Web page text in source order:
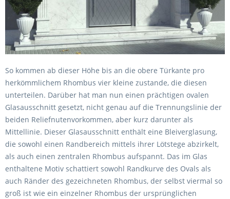
So kommen ab dieser Höhe bis an die obere Türkante pro
herkömmlichem Rhombus vier kleine zustande, die diesen
unterteilen. Darüber hat man nun einen prächtigen ovalen
Glasausschnitt gesetzt, nicht genau auf die Trennungslinie der
beiden Reliefnutenvorkommen, aber kurz darunter als
Mittellinie. Dieser Glasausschnitt enthält eine Bleiverglasung,
die sowohl einen Randbereich mittels ihrer Lötstege abzirkelt,
als auch einen zentralen Rhombus aufspannt. Das im Glas
enthaltene Motiv schattiert sowohl Randkurve des Ovals als
auch Ränder des gezeichneten Rhombus, der selbst viermal so
groß ist wie ein einzelner Rhombus der ursprünglichen